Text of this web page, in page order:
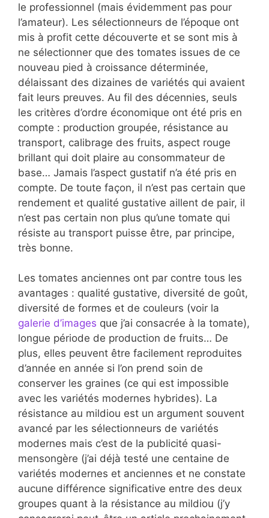
le professionnel (mais évidemment pas pour
l’amateur). Les sélectionneurs de l’époque ont
mis à profit cette découverte et se sont mis à
ne sélectionner que des tomates issues de ce
nouveau pied à croissance déterminée,
délaissant des dizaines de variétés qui avaient
fait leurs preuves. Au fil des décennies, seuls
les critères d’ordre économique ont été pris en
compte : production groupée, résistance au
transport, calibrage des fruits, aspect rouge
brillant qui doit plaire au consommateur de
base… Jamais l’aspect gustatif n’a été pris en
compte. De toute façon, il n’est pas certain que
rendement et qualité gustative aillent de pair, il
n’est pas certain non plus qu’une tomate qui
résiste au transport puisse être, par principe,
très bonne.
Les tomates anciennes ont par contre tous les
avantages : qualité gustative, diversité de goût,
diversité de formes et de couleurs (voir la
galerie d’images que j’ai consacrée à la tomate),
longue période de production de fruits… De
plus, elles peuvent être facilement reproduites
d’année en année si l’on prend soin de
conserver les graines (ce qui est impossible
avec les variétés modernes hybrides). La
résistance au mildiou est un argument souvent
avancé par les sélectionneurs de variétés
modernes mais c’est de la publicité quasi-
mensongère (j’ai déjà testé une centaine de
variétés modernes et anciennes et ne constate
aucune différence significative entre des deux
groupes quant à la résistance au mildiou (j’y